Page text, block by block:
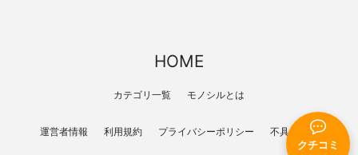
クチコミ
HOME
カテゴリ一覧 モノシルとは
運営者情報 利用規約 プライバシーポリシー 不具合報告